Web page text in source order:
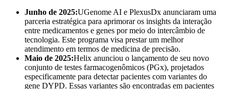
Junho de 2025:UGenome AI e PlexusDx anunciaram uma
parceria estratégica para aprimorar os insights da interação
entre medicamentos e genes por meio do intercâmbio de
tecnologia. Este programa visa prestar um melhor
atendimento em termos de medicina de precisão.
Maio de 2025:Helix anunciou o lançamento de seu novo
conjunto de testes farmacogenômicos (PGx), projetados
especificamente para detectar pacientes com variantes do
gene DYPD. Essas variantes são encontradas em pacientes